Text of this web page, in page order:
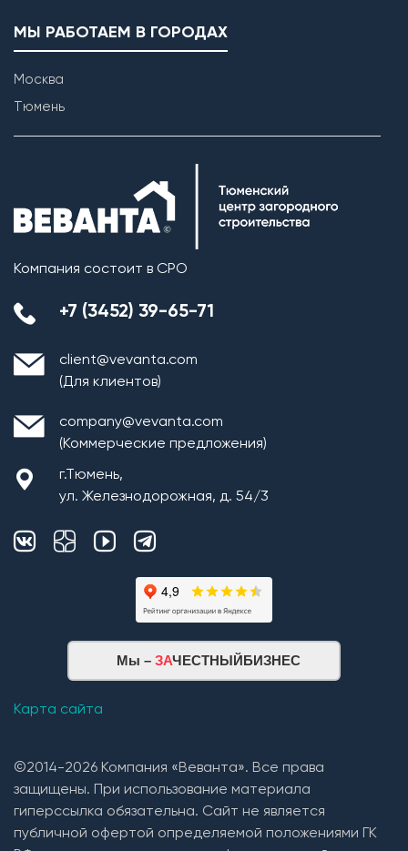
МЫ РАБОТАЕМ В ГОРОДАХ
Москва
Тюмень
Компания состоит в СРО
+7 (3452) 39-65-71
client@vevanta.com
(Для клиентов)
company@vevanta.com
(Коммерческие предложения)
г.Тюмень,
ул. Железнодорожная, д. 54/3
Мы – ЗАЧЕСТНЫЙБИЗНЕС
Карта сайта
©2014-2026 Компания «Веванта». Все права
защищены. При использование материала
гиперссылка обязательна. Сайт не является
публичной офертой определяемой положениями ГК